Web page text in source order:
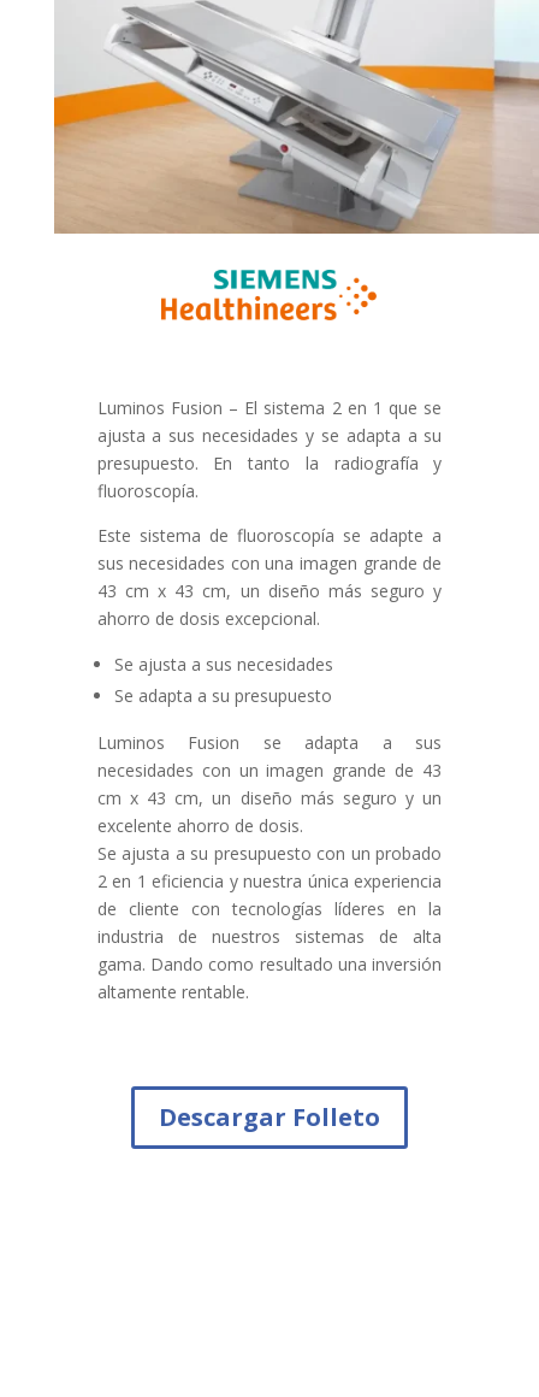
Luminos Fusion – El sistema 2 en 1 que se
ajusta a sus necesidades y se adapta a su
presupuesto. En tanto la radiografía y
fluoroscopía.
Este sistema de fluoroscopía se adapte a
sus necesidades con una imagen grande de
43 cm x 43 cm, un diseño más seguro y
ahorro de dosis excepcional.
Se ajusta a sus necesidades
Se adapta a su presupuesto
Luminos Fusion se adapta a sus
necesidades con un imagen grande de 43
cm x 43 cm, un diseño más seguro y un
excelente ahorro de dosis.
Se ajusta a su presupuesto con un probado
2 en 1 eficiencia y nuestra única experiencia
de cliente con tecnologías líderes en la
industria de nuestros sistemas de alta
gama. Dando como resultado una inversión
altamente rentable.
Descargar Folleto